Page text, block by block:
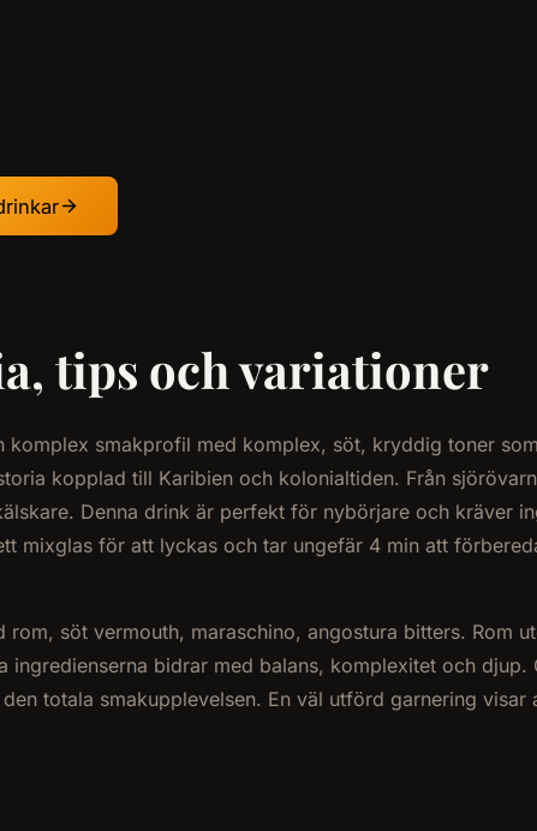
tips och variationer
smakprofil med komplex, söt, kryddig toner
kopplad till Karibien och kolonialtiden. Från
Denna drink är perfekt för nybörjare och kräver
mixglas för att lyckas och tar ungefär 4 min att
söt vermouth, maraschino, angostura bitters. Rom
bidrar med balans, komplexitet och djup.
totala smakupplevelsen. En väl utförd garnering visar